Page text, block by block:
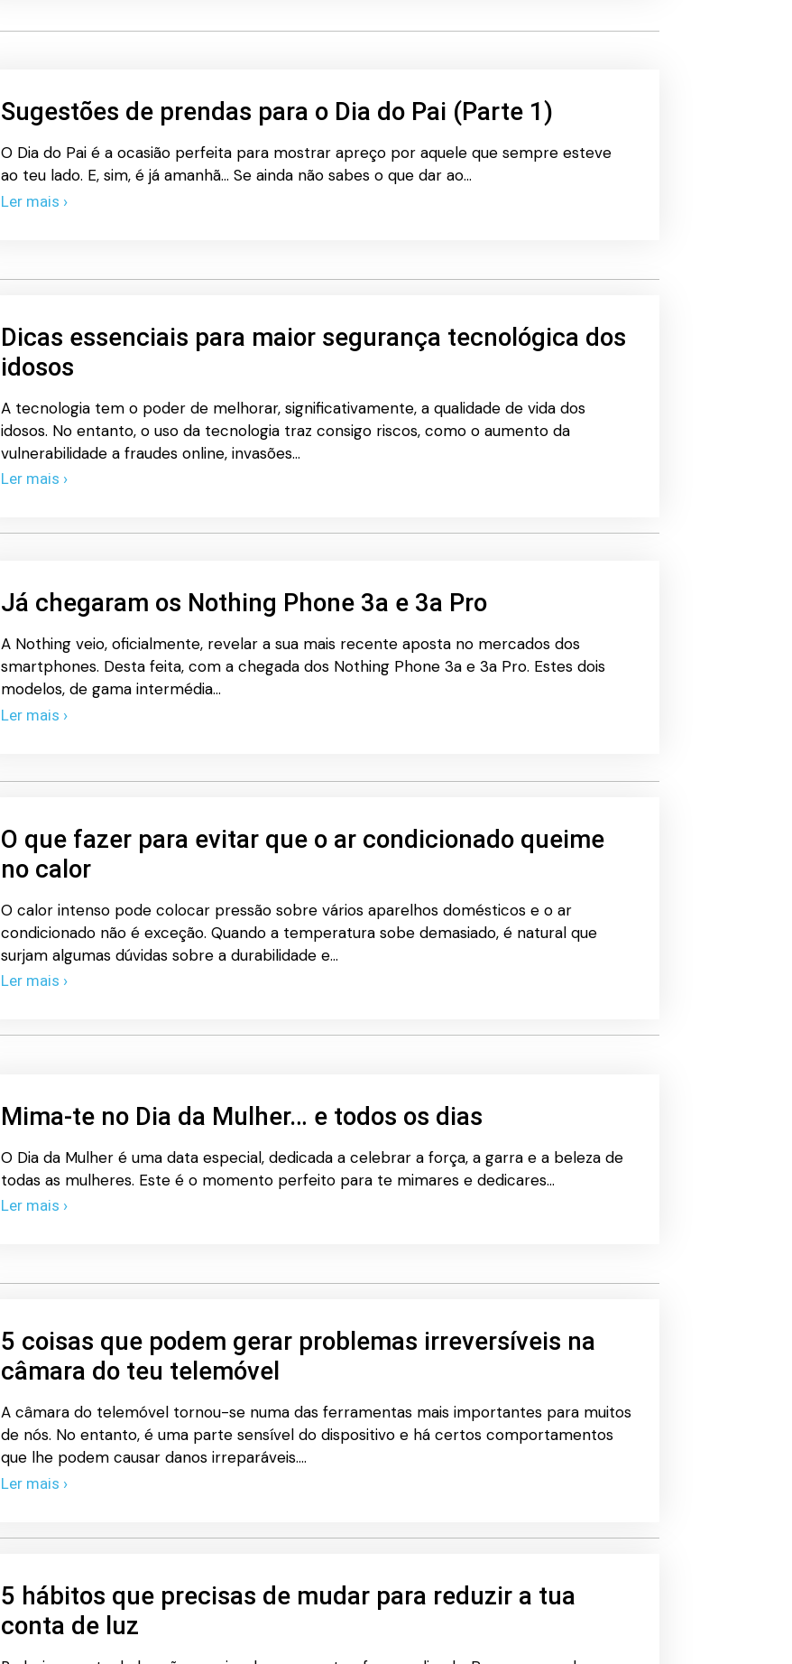
Sugestões de prendas para o Dia do Pai (Parte 1)
O Dia do Pai é a ocasião perfeita para mostrar apreço por aquele que sempre esteve
ao teu lado. E, sim, é já amanhã… Se ainda não sabes o que dar ao…
Ler mais ›
Dicas essenciais para maior segurança tecnológica dos
idosos
A tecnologia tem o poder de melhorar, significativamente, a qualidade de vida dos
idosos. No entanto, o uso da tecnologia traz consigo riscos, como o aumento da
vulnerabilidade a fraudes online, invasões…
Ler mais ›
Já chegaram os Nothing Phone 3a e 3a Pro
A Nothing veio, oficialmente, revelar a sua mais recente aposta no mercados dos
smartphones. Desta feita, com a chegada dos Nothing Phone 3a e 3a Pro. Estes dois
modelos, de gama intermédia…
Ler mais ›
O que fazer para evitar que o ar condicionado queime
no calor
O calor intenso pode colocar pressão sobre vários aparelhos domésticos e o ar
condicionado não é exceção. Quando a temperatura sobe demasiado, é natural que
surjam algumas dúvidas sobre a durabilidade e…
Ler mais ›
Mima-te no Dia da Mulher… e todos os dias
O Dia da Mulher é uma data especial, dedicada a celebrar a força, a garra e a beleza de
todas as mulheres. Este é o momento perfeito para te mimares e dedicares…
Ler mais ›
5 coisas que podem gerar problemas irreversíveis na
câmara do teu telemóvel
A câmara do telemóvel tornou-se numa das ferramentas mais importantes para muitos
de nós. No entanto, é uma parte sensível do dispositivo e há certos comportamentos
que lhe podem causar danos irreparáveis.…
Ler mais ›
5 hábitos que precisas de mudar para reduzir a tua
conta de luz